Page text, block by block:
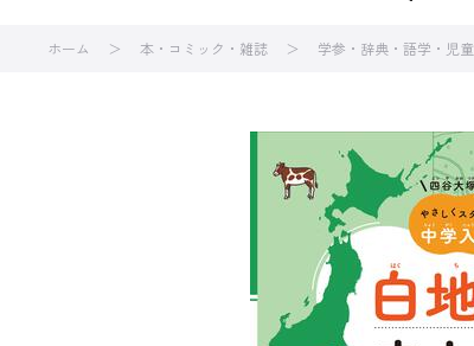
ホーム 本・コミック・雑誌 学参・辞典・語学・児